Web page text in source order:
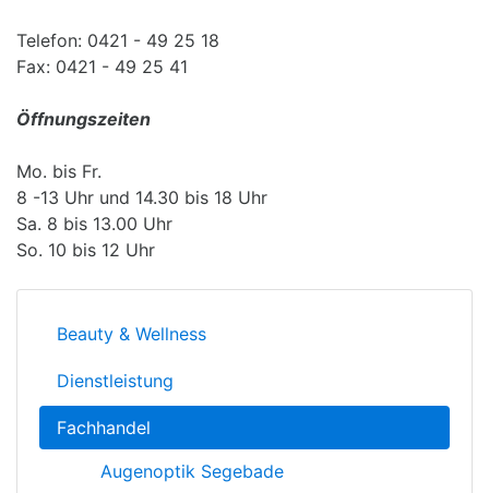
Telefon: 0421 - 49 25 18
Fax: 0421 - 49 25 41
Öffnungszeiten
Mo. bis Fr.
8 -13 Uhr und 14.30 bis 18 Uhr
Sa. 8 bis 13.00 Uhr
So. 10 bis 12 Uhr
Beauty & Wellness
Dienstleistung
Fachhandel
Augenoptik Segebade